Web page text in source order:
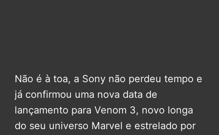
Não é à toa, a Sony não perdeu tempo e
já confirmou uma nova data de
lançamento para Venom 3, novo longa
do seu universo Marvel e estrelado por